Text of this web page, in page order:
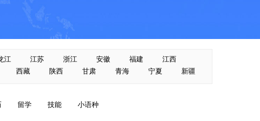
江 江苏 浙江 安徽 福建
江西
西藏 陕西 甘肃 青海 宁夏 新疆
留学 技能 小语种